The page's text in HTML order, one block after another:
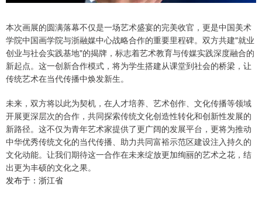
本次画展的圆满落幕不仅是一场艺术盛宴的完美收官，更是中国美术
学院中国画学院与浙融媒中心战略合作的重要里程碑。双方共建"就业
创业与社会实践基地"的揭牌，标志着艺术教育与传媒实践深度融合的
新起点。这一创新合作模式，将为学生搭建从课堂到社会的桥梁，让
传统艺术在当代传播中焕发新生。
未来，双方将以此为契机，在人才培养、艺术创作、文化传播等领域
开展更深层次的合作，共同探索传统文化创造性转化和创新性发展的
新路径。这不仅为青年艺术家提供了更广阔的发展平台，更将为推动
中华优秀传统文化的当代传播、助力共同富裕示范区建设注入持久的
文化动能。让我们期待这一合作在未来绽放更加绚丽的艺术之花，结
出更为丰硕的文化之果。
发布于：浙江省